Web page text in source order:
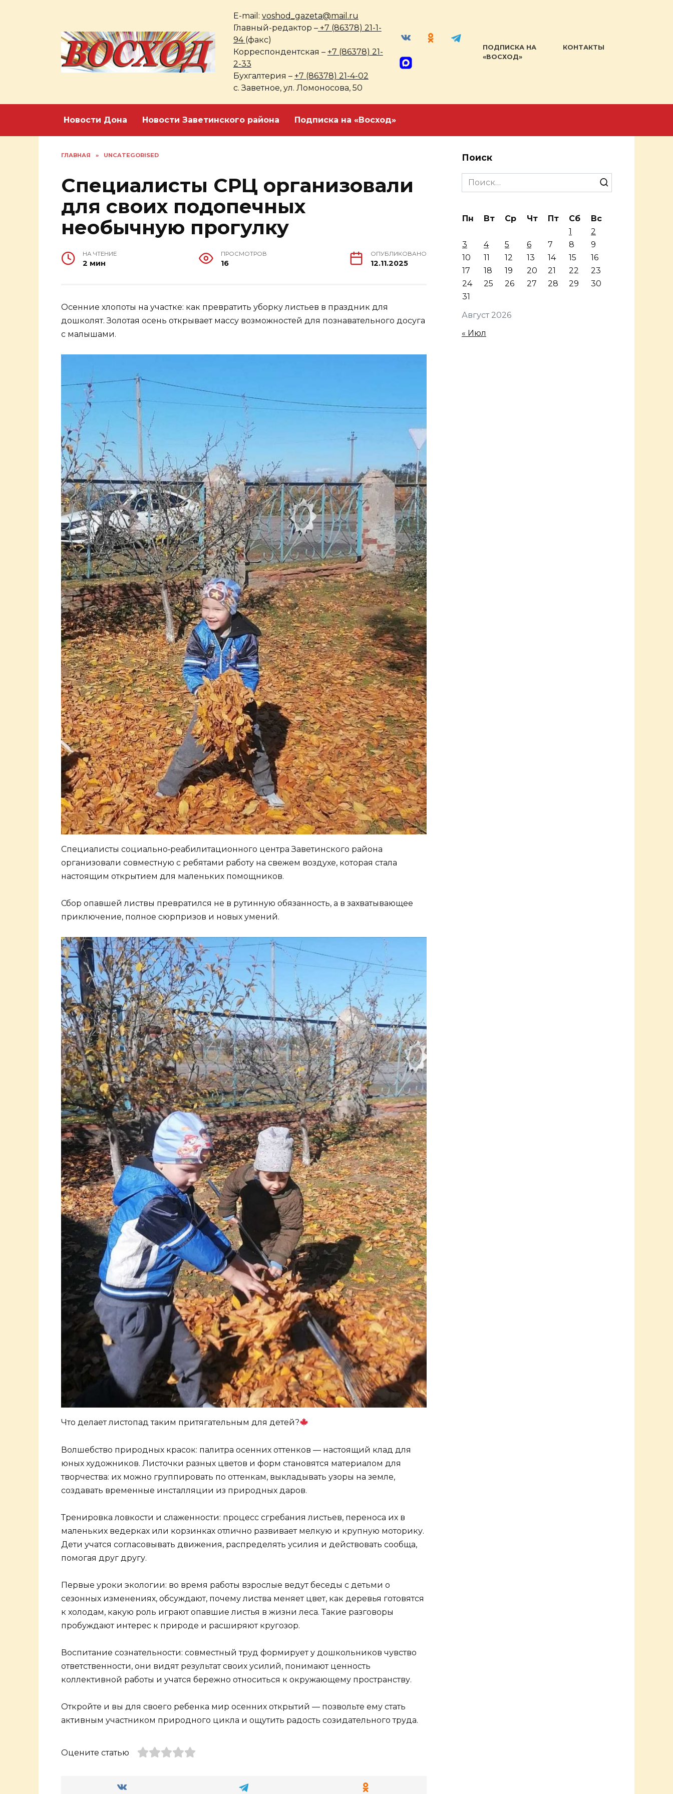
E-mail: voshod_gazeta@mail.ru
Главный-редактор –+7 (86378) 21-1-
94 (факс)
Корреспондентская – +7 (86378) 21-
2-33
Бухгалтерия – +7 (86378) 21-4-02
с. Заветное, ул. Ломоносова, 50
ПОДПИСКА НА
«ВОСХОД»
КОНТАКТЫ
Новости Дона Новости Заветинского района Подписка на «Восход»
ГЛАВНАЯ » UNCATEGORISED
Специалисты СРЦ организовали
для своих подопечных
необычную прогулку
НА ЧТЕНИЕ
2 мин
ПРОСМОТРОВ
16
ОПУБЛИКОВАНО
12.11.2025
Осенние хлопоты на участке: как превратить уборку листьев в праздник для
дошколят. Золотая осень открывает массу возможностей для познавательного досуга
с малышами.
Специалисты социально‑реабилитационного центра Заветинского района
организовали совместную с ребятами работу на свежем воздухе, которая стала
настоящим открытием для маленьких помощников.
Сбор опавшей листвы превратился не в рутинную обязанность, а в захватывающее
приключение, полное сюрпризов и новых умений.
Что делает листопад таким притягательным для детей?
Волшебство природных красок: палитра осенних оттенков — настоящий клад для
юных художников. Листочки разных цветов и форм становятся материалом для
творчества: их можно группировать по оттенкам, выкладывать узоры на земле,
создавать временные инсталляции из природных даров.
Тренировка ловкости и слаженности: процесс сгребания листьев, переноса их в
маленьких ведерках или корзинках отлично развивает мелкую и крупную моторику.
Дети учатся согласовывать движения, распределять усилия и действовать сообща,
помогая друг другу.
Первые уроки экологии: во время работы взрослые ведут беседы с детьми о
сезонных изменениях, обсуждают, почему листва меняет цвет, как деревья готовятся
к холодам, какую роль играют опавшие листья в жизни леса. Такие разговоры
пробуждают интерес к природе и расширяют кругозор.
Воспитание сознательности: совместный труд формирует у дошкольников чувство
ответственности, они видят результат своих усилий, понимают ценность
коллективной работы и учатся бережно относиться к окружающему пространству.
Откройте и вы для своего ребенка мир осенних открытий — позвольте ему стать
активным участником природного цикла и ощутить радость созидательного труда.
Оцените статью
Поиск
Search
for:
Август 2026
Пн Вт Ср Чт Пт Сб
Вс
1
2
3
4 5 6 7 8
9
10
11 12 13 14 15
16
17
18 19 20 21 22
23
24
25 26 27 28 29
30
31
« Июл